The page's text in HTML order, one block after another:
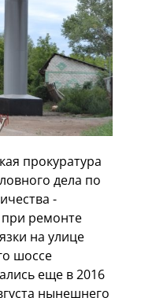
прокуратура
дела по
-
ремонте
на улице
шоссе
еще в 2016
нынешнего